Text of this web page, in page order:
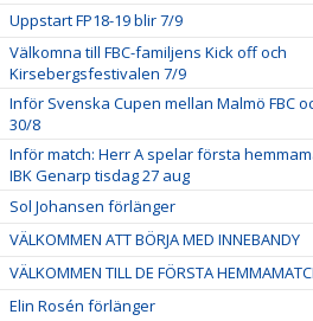
Uppstart FP18-19 blir 7/9
Välkomna till FBC-familjens Kick off och
Kirsebergsfestivalen 7/9
Inför Svenska Cupen mellan Malmö FBC
30/8
Inför match: Herr A spelar första
IBK Genarp tisdag 27 aug
Sol Johansen förlänger
VÄLKOMMEN ATT BÖRJA MED INNEBANDY
VÄLKOMMEN TILL DE FÖRSTA
Elin Rosén förlänger